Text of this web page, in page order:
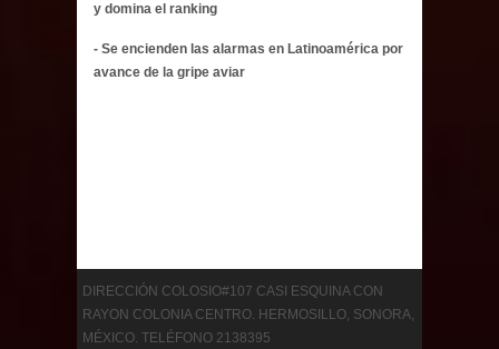
y domina el ranking
- Se encienden las alarmas en Latinoamérica por
avance de la gripe aviar
DIRECCIÓN COLOSIO#107 CASI ESQUINA CON
RAYON COLONIA CENTRO. HERMOSILLO, SONORA,
MÉXICO. TELÉFONO 2138395